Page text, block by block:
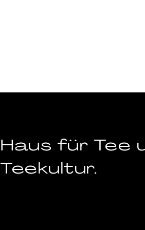
Haus für Tee
Teekultur.